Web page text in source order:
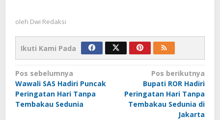
oleh Dwi Redaksi
Ikuti Kami Pada
Navigasi
pos
Pos sebelumnya
Wawali SAS Hadiri Puncak
Peringatan Hari Tanpa
Tembakau Sedunia
Pos berikutnya
Bupati ROR Hadiri
Peringatan Hari Tanpa
Tembakau Sedunia di
Jakarta